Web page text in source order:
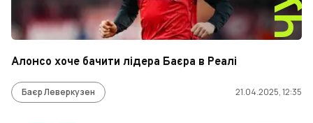
Алонсо хоче бачити лідера Баєра в Реалі
Баєр Леверкузен 21.04.2025, 12:35